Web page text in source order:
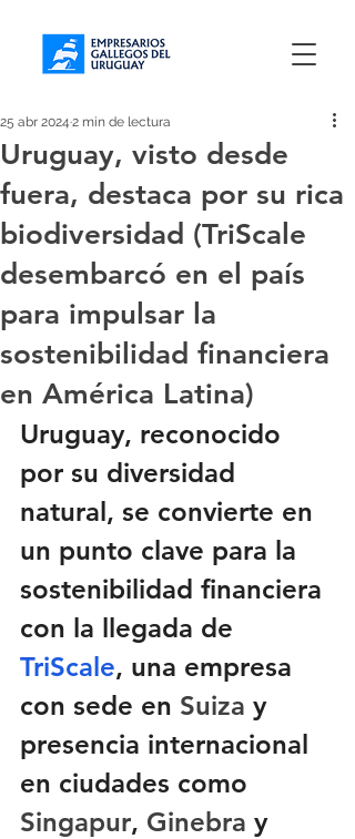
Uruguay, visto desde
fuera, destaca por su rica
biodiversidad (TriScale
desembarcó en el país
para impulsar la
sostenibilidad financiera
en América Latina)
25 abr 2024 2 min de lectura
Uruguay, reconocido
por su diversidad
natural, se convierte en
un punto clave para la
sostenibilidad financiera
con la llegada de
TriScale, una empresa
con sede en Suiza y
presencia internacional
en ciudades como
Singapur, Ginebra y